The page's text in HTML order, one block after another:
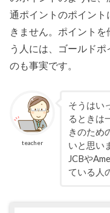
通ポイントのポイン
きません。ポイント
う人には、ゴールド
のも事実です。
teacher
そうはい
るときは
きのため
いと思い
JCBや
ている人